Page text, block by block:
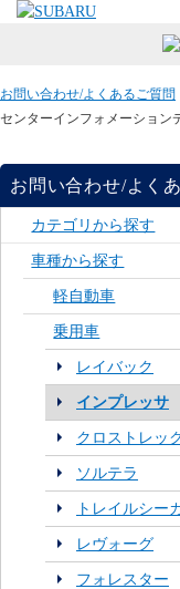
お問い合わせ/よくあるご質問
センターインフォメーション
お問い合わせ/よく
カテゴリから探す
車種から探す
軽自動車
乗用車
レイバック
インプレッサ
クロストレッ
ソルテラ
トレイルシー
レヴォーグ
フォレスター